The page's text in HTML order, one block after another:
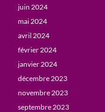
juin 2024
mai 2024
avril 2024
février 2024
janvier 2024
décembre 2023
novembre 2023
septembre 2023